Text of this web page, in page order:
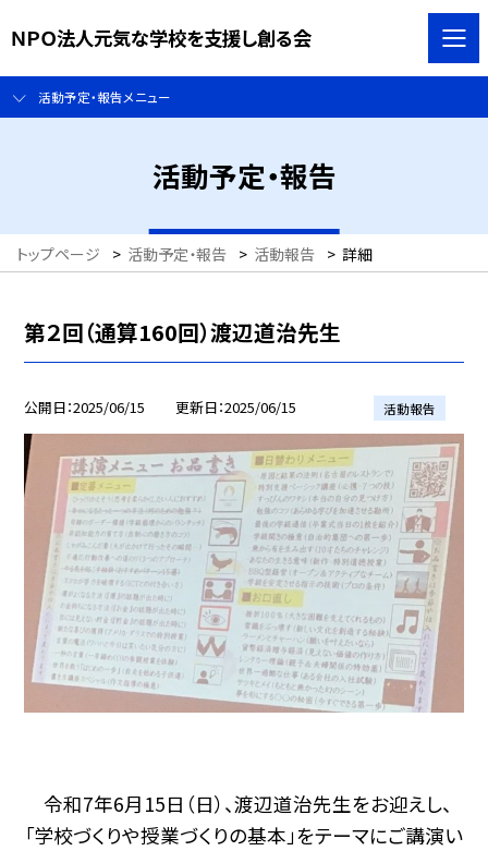
ＮＰＯ法人元気な学校を支援し創る会
活動予定・報告メニュー
活動予定・報告
トップページ > 活動予定・報告 > 活動報告 > 詳細
第２回（通算160回）渡辺道治先生
公開日 2025/06/15 更新日 2025/06/15 活動報告
令和7年6月15日（日）、渡辺道治先生をお迎えし、
「学校づくりや授業づくりの基本」をテーマにご講演い